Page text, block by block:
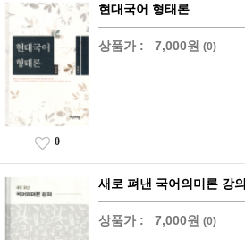
현대국어 형태론
상품가 : 7,000원 (0)
0
새로 펴낸 국어의미론 강의
상품가 : 7,000원 (0)